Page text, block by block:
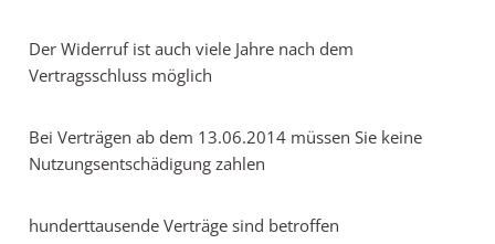
Der Widerruf ist auch viele Jahre nach dem
Vertragsschluss möglich
Bei Verträgen ab dem 13.06.2014 müssen Sie keine
Nutzungsentschädigung zahlen
hunderttausende Verträge sind betroffen